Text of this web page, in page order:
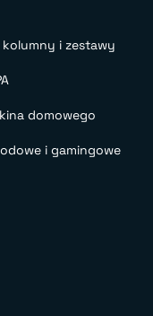
i zestawy
domowego
i gamingowe